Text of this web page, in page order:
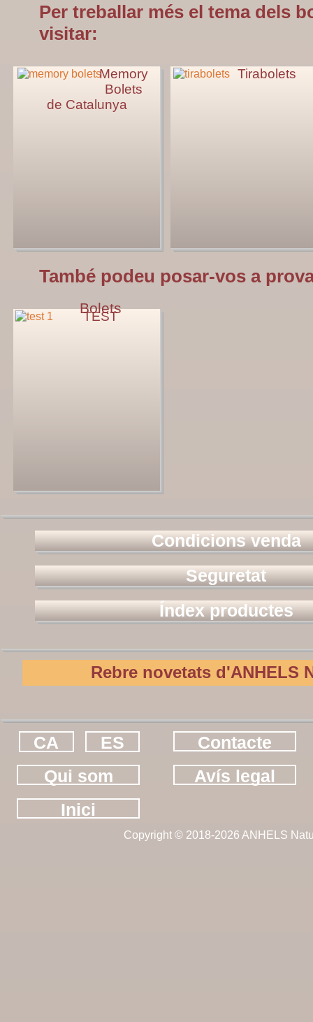
Per treballar més el tema dels
visitar:
Memory
Bolets
de Catalunya
Tirabolets
També podeu posar-vos a
TEST
Bolets
Condicions venda
Seguretat
Índex productes
Rebre novetats d'ANHELS
CA ES
Contacte
Qui som
Avís legal
Inici
Copyright © 2018-2026 ANHELS